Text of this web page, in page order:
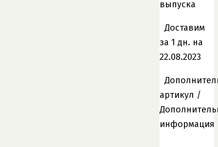
Доставим
за 1 дн. на
22.08.2023
артикул /
информация